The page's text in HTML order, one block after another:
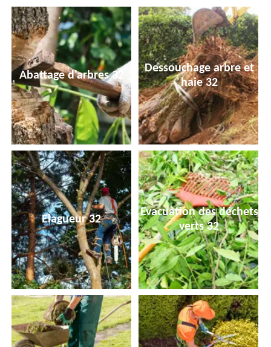
Abattage d'arbres 32
Dessouchage arbre et
haie 32
Elagueur 32
Evacuation des déchets
verts 32